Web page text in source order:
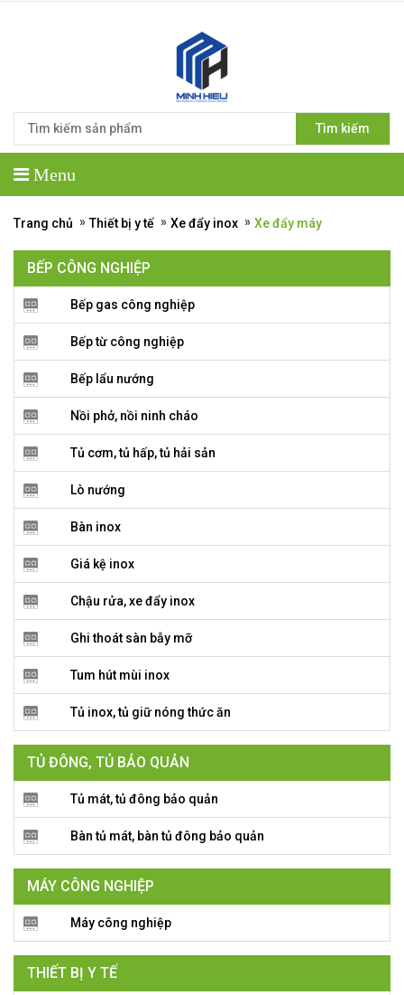
Tìm kiếm
Menu
Trang chủ » Thiết bị y tế » Xe đẩy inox » Xe đẩy máy
BẾP CÔNG NGHIỆP
Bếp gas công nghiệp
Bếp từ công nghiệp
Bếp lẩu nướng
Nồi phở, nồi ninh cháo
Tủ cơm, tủ hấp, tủ hải sản
Lò nướng
Bàn inox
Giá kệ inox
Chậu rửa, xe đẩy inox
Ghi thoát sàn bẫy mỡ
Tum hút mùi inox
Tủ inox, tủ giữ nóng thức ăn
TỦ ĐÔNG, TỦ BẢO QUẢN
Tủ mát, tủ đông bảo quản
Bàn tủ mát, bàn tủ đông bảo quản
MÁY CÔNG NGHIỆP
Máy công nghiệp
THIẾT BỊ Y TẾ